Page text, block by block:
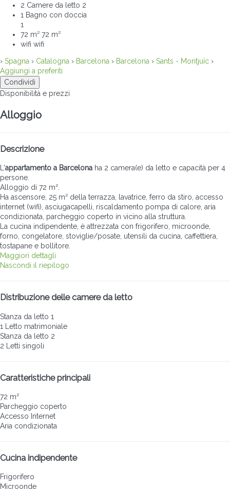
2 Camere da letto 2
1 Bagno con doccia
1
72 m² 72 m²
wifi wifi
› Spagna › Catalogna › Barcelona › Barcelona › Sants - Montjuïc ›
Aggiungi a preferiti
Condividi
Disponibilità e prezzi
Alloggio
Descrizione
L'appartamento a Barcelona ha 2 camera(e) da letto e capacità per 4
persone.
Alloggio di 72 m².
Ha ascensore, 25 m² della terrazza, lavatrice, ferro da stiro, accesso
internet (wifi), asciugacapelli, riscaldamento pompa di calore, aria
condizionata, parcheggio coperto in vicino alla struttura.
La cucina indipendente, è attrezzata con frigorifero, microonde,
forno, congelatore, stoviglie/posate, utensili da cucina, caffettiera,
tostapane e bollitore.
Maggiori dettagli
Nascondi il riepilogo
Distribuzione delle camere da letto
Stanza da letto 1
1 Letto matrimoniale
Stanza da letto 2
2 Letti singoli
Caratteristiche principali
72 m²
Parcheggio coperto
Accesso Internet
Aria condizionata
Cucina indipendente
Frigorifero
Microonde